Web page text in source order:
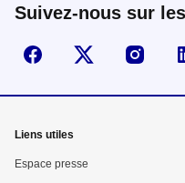
Suivez-nous sur
Suivez-nous sur
Visiter la
Mega
menu
Liens utiles
Espace presse